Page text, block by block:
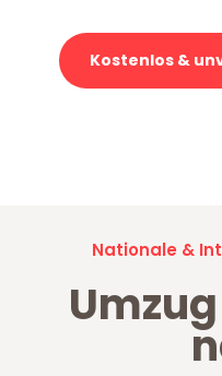
Kostenlos &
Nationale &